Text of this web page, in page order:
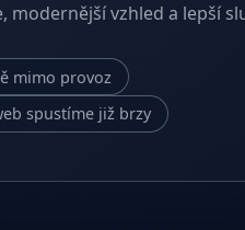
vzhled a lepší
mimo provoz
spustíme již brzy